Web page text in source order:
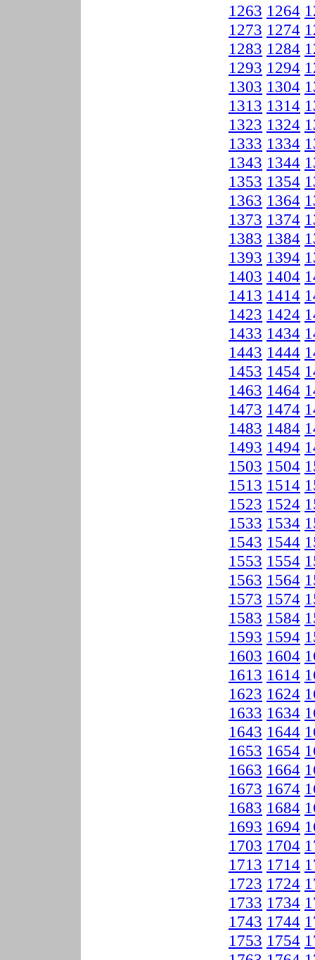
1263 1264
1273 1274
1283 1284
1293 1294
1303 1304
1313 1314
1323 1324
1333 1334
1343 1344
1353 1354
1363 1364
1373 1374
1383 1384
1393 1394
1403 1404
1413 1414
1423 1424
1433 1434
1443 1444
1453 1454
1463 1464
1473 1474
1483 1484
1493 1494
1503 1504
1513 1514
1523 1524
1533 1534
1543 1544
1553 1554
1563 1564
1573 1574
1583 1584
1593 1594
1603 1604
1613 1614
1623 1624
1633 1634
1643 1644
1653 1654
1663 1664
1673 1674
1683 1684
1693 1694
1703 1704
1713 1714
1723 1724
1733 1734
1743 1744
1753 1754